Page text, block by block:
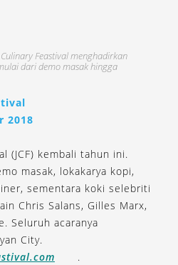
Feastival menghadirkan
dari demo masak hingga
2018
(JCF) kembali tahun ini.
masak, lokakarya kopi,
sementara koki selebriti
Chris Salans, Gilles Marx,
Seluruh acaranya
City.
.